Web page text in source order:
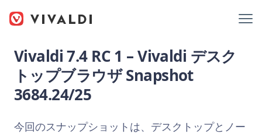
Vivaldi 7.4 RC 1 – Vivaldi デスク
トップブラウザ Snapshot
3684.24/25
今回のスナップショットは、デスクトップとノー